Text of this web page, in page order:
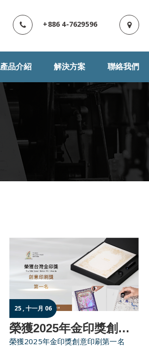
+886 4-7629596
產品介紹 解決方案 聯絡我們
25 , 十一月 06
榮獲2025年金印獎創意印刷第一名
榮獲2025年金印獎創意印刷第一名